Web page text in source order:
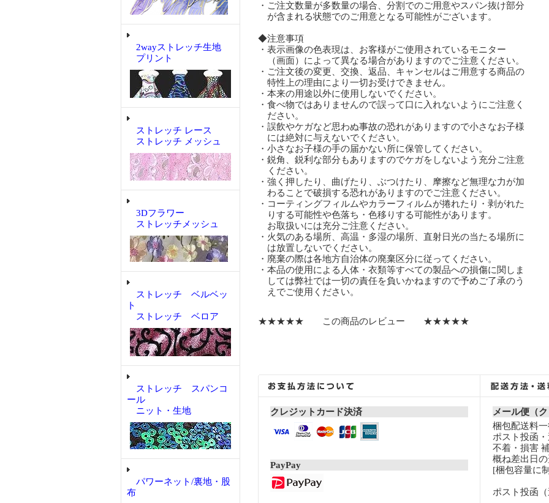
2wayストレッチ生地
プリント
ストレッチ レース
ストレッチ メッシュ
3Dフラワー
ストレッチメッシュ
ストレッチ ベルベッ
ト
ストレッチ ベロア
ストレッチ スパンコ
ール
ニット・生地
パワーネット/裏地・股
布
・ご注文数量が多数量の場合、分割でのご用意やスパン抜け部分
が含まれる状態でのご用意となる可能性がございます。
◆注意事項
・表示画像の色表現は、お客様がご使用されているモニター
（画面）によって異なる場合がありますのでご注意ください。
・ご注文後の変更、交換、返品、キャンセルはご用意する商品の
特性上の理由により一切お受けできません。
・本来の用途以外に使用しないでください。
・食べ物ではありませんので誤って口に入れないようにご注意く
ださい。
・誤飲やケガなど思わぬ事故の恐れがありますので小さなお子様
には絶対に与えないでください。
・小さなお子様の手の届かない所に保管してください。
・鋭角、鋭利な部分もありますのでケガをしないよう充分ご注意
ください。
・強く押したり、曲げたり、ぶつけたり、摩擦など無理な力が加
わることで破損する恐れがありますのでご注意ください。
・コーティングフィルムやカラーフィルムが捲れたり・剥がれた
りする可能性や色落ち・色移りする可能性があります。
お取扱いには充分ご注意ください。
・火気のある場所、高温・多湿の場所、直射日光の当たる場所に
は放置しないでください。
・廃棄の際は各地方自治体の廃棄区分に従ってください。
・本品の使用による人体・衣類等すべての製品への損傷に関しま
しては弊社では一切の責任を負いかねますので予めご了承のう
えでご使用ください。
★★★★★ この商品のレビュー ★★★★★
クレジットカード決済
PayPay
メール便（
梱包配送料
ポスト投函
不着・損害
概ね差出日
[梱包容量に
ポスト投函